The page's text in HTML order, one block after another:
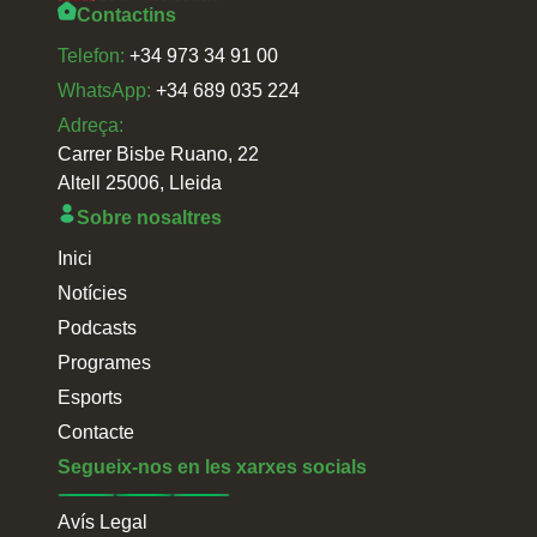
Contactins
Telefon: +34 973 34 91 00
WhatsApp: +34 689 035 224
Adreça:
Carrer Bisbe Ruano, 22
Altell 25006, Lleida
Sobre nosaltres
Inici
Notícies
Podcasts
Programes
Esports
Contacte
Segueix-nos en les xarxes socials
Avís Legal